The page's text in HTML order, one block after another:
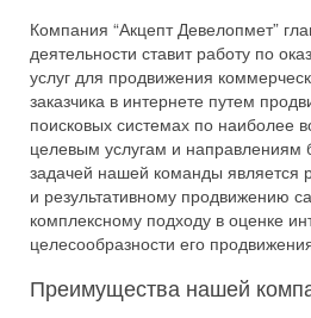
Компания “Акцепт Девелопмет”
деятельности ставит работу по
услуг для продвижения
заказчика в интернете путем
поисковых системах по наиболее
целевым услугам и направлениям
задачей нашей команды является
и результативному продвижению
комплексному подходу в оценке
целесообразности его
Преимущества нашей